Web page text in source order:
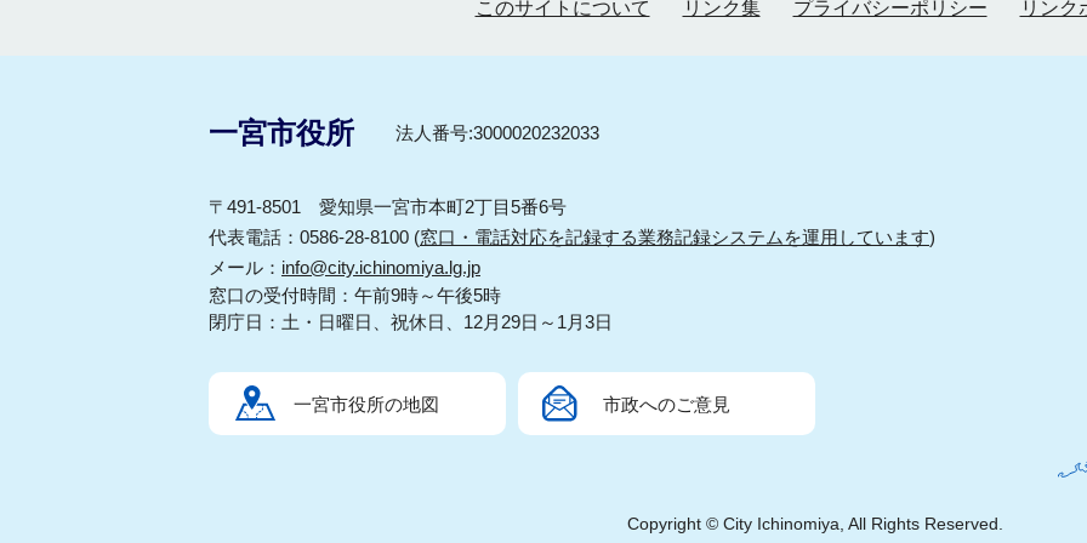
このサイトについて リンク集 プライバシーポリシー リンク
一宮市役所 法人番号:3000020232033
〒491-8501 愛知県一宮市本町2丁目5番6号
代表電話：0586-28-8100 (窓口・電話対応を記録する業務記録システムを運用しています)
メール： info@city.ichinomiya.lg.jp
窓口の受付時間：午前9時～午後5時
閉庁日：土・日曜日、祝休日、12月29日～1月3日
一宮市役所の地図 市政へのご意見
Copyright © City Ichinomiya, All Rights Reserved.